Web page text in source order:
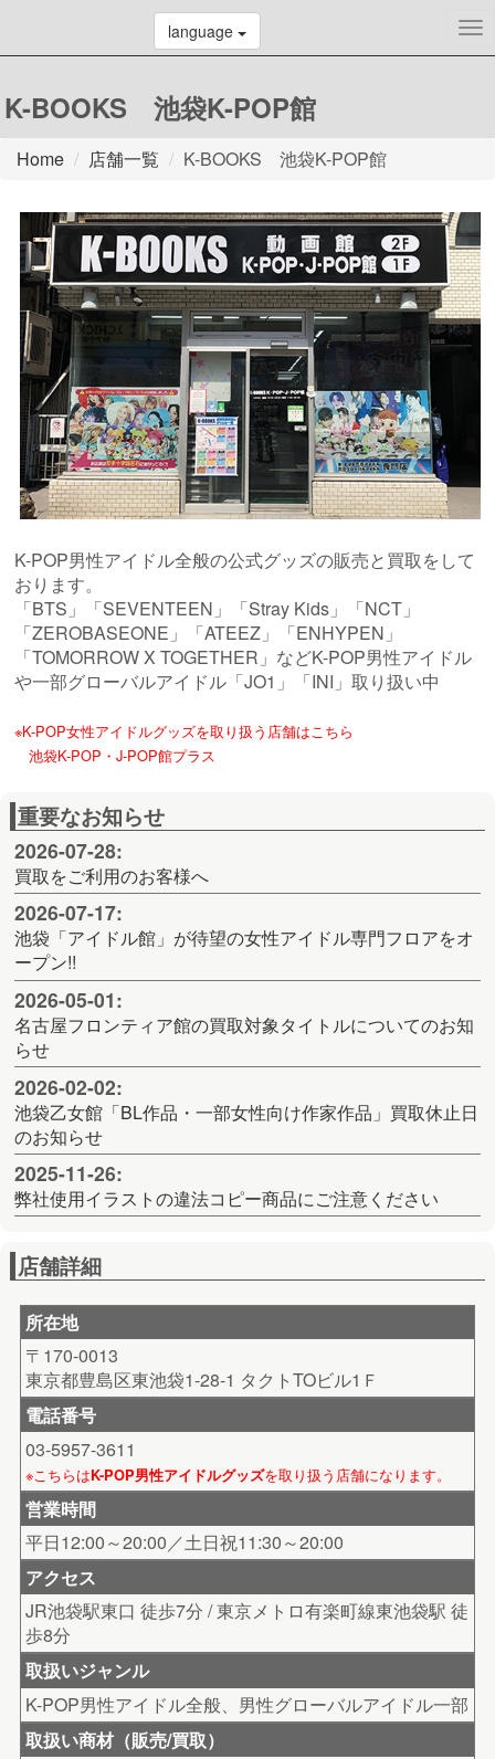
language
K-BOOKS 池袋K-POP館
Home 店舗一覧 K-BOOKS 池袋K-POP館
K-POP男性アイドル全般の公式グッズの販売と買取をして
おります。
「BTS」「SEVENTEEN」「Stray Kids」「NCT」
「ZEROBASEONE」「ATEEZ」「ENHYPEN」
「TOMORROW X TOGETHER」などK-POP男性アイドル
や一部グローバルアイドル「JO1」「INI」取り扱い中
※K-POP女性アイドルグッズを取り扱う店舗はこちら
池袋K-POP・J-POP館プラス
重要なお知らせ
2026-07-28:
買取をご利用のお客様へ
2026-07-17:
池袋「アイドル館」が待望の女性アイドル専門フロアをオ
ープン!!
2026-05-01:
名古屋フロンティア館の買取対象タイトルについてのお知
らせ
2026-02-02:
池袋乙女館「BL作品・一部女性向け作家作品」買取休止日
のお知らせ
2025-11-26:
弊社使用イラストの違法コピー商品にご注意ください
店舗詳細
所在地
〒170-0013
東京都豊島区東池袋1-28-1 タクトTOビル1Ｆ
電話番号
03-5957-3611
※こちらはK-POP男性アイドルグッズを取り扱う店舗になります。
営業時間
平日12:00～20:00／土日祝11:30～20:00
アクセス
JR池袋駅東口 徒歩7分 / 東京メトロ有楽町線東池袋駅 徒
歩8分
取扱いジャンル
K-POP男性アイドル全般、男性グローバルアイドル一部
取扱い商材（販売/買取）